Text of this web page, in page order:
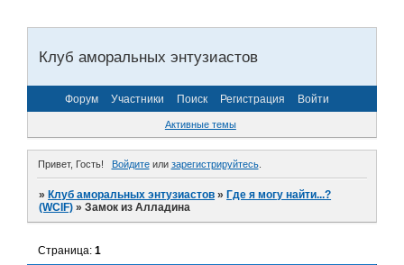
Клуб аморальных энтузиастов
Форум Участники Поиск Регистрация Войти
Активные темы
Привет, Гость! Войдитеили зарегистрируйтесь.
»Клуб аморальных энтузиастов »Где я могу найти...?
(WCIF) »Замок из Алладина
Страница:1